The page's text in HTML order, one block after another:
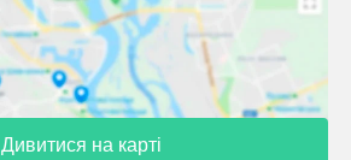
Дивитися на карті